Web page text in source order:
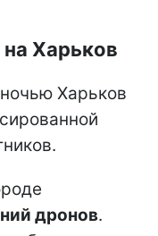
Харьков
Харьков
дронов.